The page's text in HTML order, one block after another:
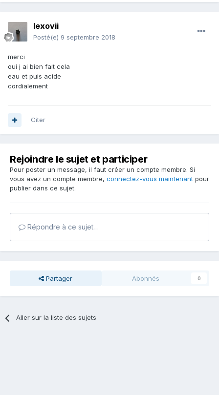
lexovii
Posté(e) 9 septembre 2018
merci
oui j ai bien fait cela
eau et puis acide
cordialement
Citer
Rejoindre le sujet et participer
Pour poster un message, il faut créer un compte membre. Si
vous avez un compte membre, connectez-vous maintenant pour
publier dans ce sujet.
Répondre à ce sujet…
Partager Abonnés 0
Aller sur la liste des sujets